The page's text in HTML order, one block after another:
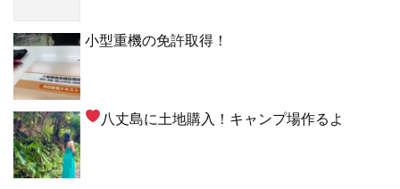
小型重機の免許取得！
八丈島に土地購入！キャンプ場作るよ